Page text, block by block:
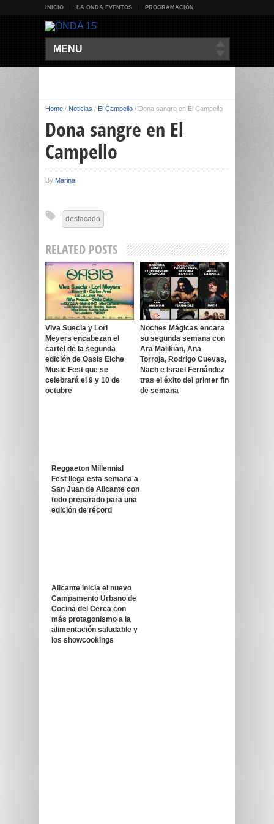
INICIO LA ONDA EVENTOS PROGRAMACIÓN
MENU
Home / Noticias / El Campello / Dona sangre en El Campello
Dona sangre en El
Campello
By Marina
destacado
RELATED POSTS
Viva Suecia y Lori
Meyers encabezan el
cartel de la segunda
edición de Oasis Elche
Music Fest que se
celebrará el 9 y 10 de
octubre
Noches Mágicas encara
su segunda semana con
Ara Malikian, Ana
Torroja, Rodrigo Cuevas,
Nach e Israel Fernández
tras el éxito del primer fin
de semana
Reggaeton Millennial
Fest llega esta semana a
San Juan de Alicante con
todo preparado para una
edición de récord
Alicante inicia el nuevo
Campamento Urbano de
Cocina del Cerca con
más protagonismo a la
alimentación saludable y
los showcookings